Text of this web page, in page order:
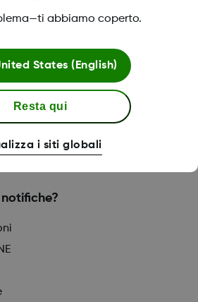
per l'applicazione.
di ottenere le letture
per l'applicazione
abbiamo coperto.
States (English)
Resta qui
i siti globali